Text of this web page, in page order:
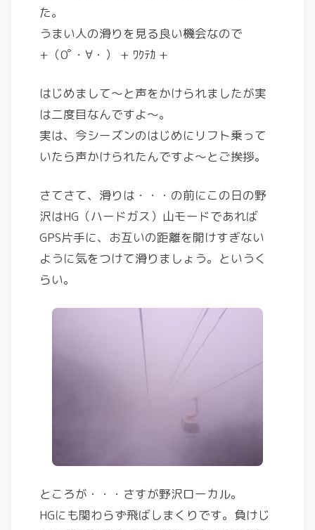
た。
うまい人の滑りを見る良い機会なので
+（0ﾟ・∀・） + ﾜｸﾃｶ +
はじめまして～と声をかけられましたが実
は二度目なんですよ～。
実は、今シーズンのはじめにリフト乗って
いたら声かけられたんですよ～とご挨拶。
さてさて、滑りは・・・の前にこの日の野
沢はHG（ハードガス）山モードであれば
GPS片手に、お互いの距離を開けすぎない
ように気をつけて滑りましょう。というく
らい。
ところが・・・さすが野沢ローカル。
HGにも関わらず飛ばしまくりです。負けじ